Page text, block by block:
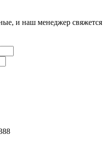
и наш менеджер свяжется